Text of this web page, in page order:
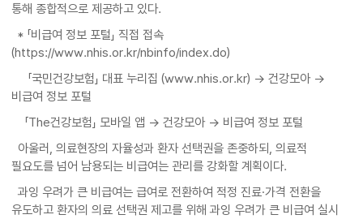
통해 종합적으로 제공하고 있다.
* 「비급여 정보 포털」 직접 접속
(https://www.nhis.or.kr/nbinfo/index.do)
「국민건강보험」 대표 누리집 (www.nhis.or.kr) → 건강모아 →
비급여 정보 포털
「The건강보험」 모바일 앱 → 건강모아 → 비급여 정보 포털
아울러, 의료현장의 자율성과 환자 선택권을 존중하되, 의료적
필요도를 넘어 남용되는 비급여는 관리를 강화할 계획이다.
과잉 우려가 큰 비급여는 급여로 전환하여 적정 진료·가격 전환을
유도하고 환자의 의료 선택권 제고를 위해 과잉 우려가 큰 비급여 실시